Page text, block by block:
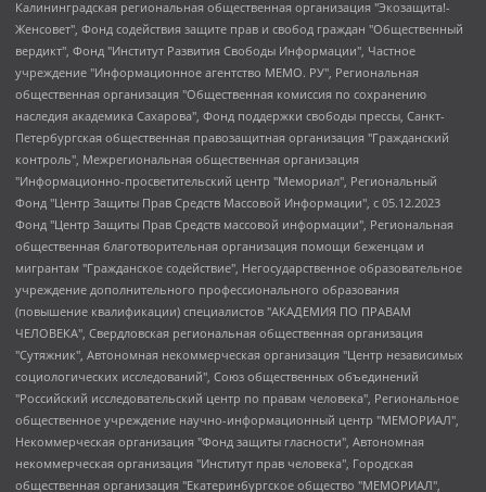
Калининградская региональная общественная организация "Экозащита!-Женсовет", Фонд содействия защите прав и свобод граждан "Общественный вердикт", Фонд "Институт Развития Свободы Информации", Частное учреждение "Информационное агентство МЕМО. РУ", Региональная общественная организация "Общественная комиссия по сохранению наследия академика Сахарова", Фонд поддержки свободы прессы, Санкт-Петербургская общественная правозащитная организация "Гражданский контроль", Межрегиональная общественная организация "Информационно-просветительский центр "Мемориал", Региональный Фонд "Центр Защиты Прав Средств Массовой Информации", с 05.12.2023 Фонд "Центр Защиты Прав Средств массовой информации", Региональная общественная благотворительная организация помощи беженцам и мигрантам "Гражданское содействие", Негосударственное образовательное учреждение дополнительного профессионального образования (повышение квалификации) специалистов "АКАДЕМИЯ ПО ПРАВАМ ЧЕЛОВЕКА", Свердловская региональная общественная организация "Сутяжник", Автономная некоммерческая организация "Центр независимых социологических исследований", Союз общественных объединений "Российский исследовательский центр по правам человека", Региональное общественное учреждение научно-информационный центр "МЕМОРИАЛ", Некоммерческая организация "Фонд защиты гласности", Автономная некоммерческая организация "Институт прав человека", Городская общественная организация "Екатеринбургское общество "МЕМОРИАЛ", Городская общественная организация "Рязанское историко-просветительское и правозащитное общество "Мемориал" (Рязанский Мемориал), Челябинский региональный орган общественной самодеятельности – женское общественное объединение "Женщины Евразии", Челябинский региональный орган общественной самодеятельности "Уральская правозащитная группа", Фонд содействия защите здоровья и социальной справедливости имени Андрея Рылькова, Автономная Некоммерческая Организация "Аналитический Центр Юрия Левады", Автономная некоммерческая организация социальной поддержки населения "Проект Апрель", Региональная общественная организация помощи женщинам и детям, находящимся в кризисной ситуации "Информационно-методический центр "Анна", Фонд содействия развитию массовых коммуникаций и правовому просвещению "Так-так-Так", Фонд содействия устойчивому развитию "Серебряная тайга", Свердловский региональный общественный фонд социальных проектов "Новое время", "Idel.Реалии", Кавказ.Реалии, Крым.Реалии, Телеканал Настоящее Время, Татаро-башкирская служба Радио Свобода (Azatliq Radiosi), Радио Свободная Европа/Радио Свобода (PCE/PC), "Сибирь.Реалии", "Фактограф", Благотворительный фонд помощи осужденным и их семьям, Автономная некоммерческая организация "Институт глобализации и социальных движений", Фонд "В защиту прав заключенных", Частное учреждение "Центр поддержки и содействия развитию средств массовой информации", Пензенский региональный общественный благотворительный фонд "Гражданский союз", "Север.Реалии", Некоммерческая организация Фонд "Правовая инициатива", Общество с ограниченной ответственностью "Радио Свободная Европа/Радио Свобода", Чешское информационное агентство "MEDIUM-ORIENT", Красноярская региональная общественная организация "Мы против СПИДа", Камалягин Денис Николаевич, Маркелов Сергей Евгеньевич, Пономарев Лев Александрович, Савицкая Людмила Алексеевна, Автономная некоммерческая организация "Центр по работе с проблемой насилия "НАСИЛИЮ.НЕТ", Межрегиональный профессиональный союз работников здравоохранения "Альянс врачей", Юридическое лицо, зарегистрированное в Латвийской Республике, SIA "Medusa Project" (регистрационный номер 40103797863, дата регистрации 10.06.2014), Некоммерческая организация "Фонд по борьбе с коррупцией", Автономная некоммерческая организация "Институт права и публичной политики", Баданин Роман Сергеевич, Гликин Максим Александрович, Железнова Мария Михайловна, Лукьянова Юлия Сергеевна, Маетная Елизавета Витальевна, Маняхин Петр Борисович, Чуракова Ольга Владимировна, Ярош Юлия Петровна, Юридическое лицо "The Insider SIA", зарегистрированное в Риге, Латвийская Республика (дата регистрации 26.06.2015), являющееся администратором доменного имени интернет-издания "The Insider SIA", https://theins.ru, Постернак Алексей Евгеньевич, Рубин Михаил Аркадьевич, Анин Роман Александрович, Юридическое лицо Istories fonds, зарегистрированное в Латвийской Республике (регистрационный номер 50008295751, дата регистрации 24.02.2020), Великовский Дмитрий Александрович, Долинина Ирина Николаевна, Мароховская Алеся Алексеевна, Шлейнов Роман Юрьевич, Шмагун Олеся Валентиновна, Общество с ограниченной ответственностью "Альтаир 2021", Общество с ограниченной ответственностью "Вега 2021", Общество с ограниченной ответственностью "Главный редактор 2021", Общество с ограниченной ответственностью "Ромашки монолит", Важенков Артем Валерьевич, Ивановская областная общественная организация "Центр гендерных исследований", Гурман Юрий Альбертович, Медиапроект "ОВД-Инфо", Егоров Владимир Владимирович, Жилинский Владимир Александрович, Общество с ограниченной ответственностью "ЗП", Иванова София Юрьевна, Карезина Инна Павловна, Кильтау Екатерина Викторовна, Петров Алексей Викторович, Пискунов Сергей Евгеньевич, Смирнов Сергей Сергеевич, Тихонов Михаил Сергеевич, Общество с ограниченной ответственностью "ЖУРНАЛИСТ-ИНОСТРАННЫЙ АГЕНТ", Арапова Галина Юрьевна, Вольтская Татьяна Анатольевна, Американская компания "Mason G.E.S. Anonymous Foundation" (США), являющаяся владельцем интернет-издания https://mnews.world/, Компания "Stichting Bellingcat", зарегистрированная в Нидерландах (дата регистрации 11.07.2018), Захаров Андрей Вячеславович, Клепиковская Екатерина Дмитриевна, Общество с ограниченной ответственностью "МЕМО", Перл Роман Александрович, Симонов Евгений Алексеевич, Соловьева Елена Анатольевна, Сотников Даниил Владимирович, Сурначева Елизавета Дмитриевна, Автономная некоммерческая организация по защите прав человека и информированию населения "Якутия – Наше Мнение", Общество с ограниченной ответственностью "Москоу диджитал медиа", с 26.01.2023 Общество с ограниченной ответственностью "Чайка Белые сады", Ветошкина Валерия Валерьевна, Заговора Максим Александрович, Межрегиональное общественное движение "Российская ЛГБТ - сеть", Оленичев Максим Владимирович, Павлов Иван Юрьевич, Скворцова Елена Сергеевна, Общество с ограниченной ответственностью "Как бы инагент", Кочетков Игорь Викторович, Общество с ограниченной ответственностью "Честные выборы", Еланчик Олег Александрович, Общество с ограниченной ответственностью "Нобелевский призыв", Гималова Регина Эмилевна, Григорьев Андрей Валерьевич, Григорьева Алина Александровна, Ассоциация по содействию защите прав призывников, альтернативнослужащих и военнослужащих "Правозащитная группа "Гражданин.Армия.Право", Хисамова Регина Фаритовна, Автономная некоммерческая организация по реализации социально-правовых программ "Лилит", Дальневосточное общественное движение "Маяк", Санкт-Петербургская ЛГБТ-инициативная группа "Выход", Инициативная группа ЛГБТ+ "Реверс", Алексеев Андрей Викторович, Бекбулатова Таисия Львовна, Беляев Иван Михайлович, Владыкина Елена Сергеевна, Гельман Марат Александрович, Никульшина Вероника Юрьевна, Толоконникова Надежда Андреевна, Шендерович Виктор Анатольевич, Общество с ограниченной ответственностью "Данное сообщение", Общество с ограниченной ответственностью Издательский дом "Новая глава", Айнбиндер Александра Александровна, Московский комьюнити-центр для ЛГБТ+инициатив, Благотворительный фонд развития филантропии, Deutsche Welle (Германия, Kurt-Schumacher-Strasse 3, 53113 Bonn), Борзунова Мария Михайловна, Воробьев Виктор Викторович, Голубева Анна Львовна, Константинова Алла Михайловна, Малкова Ирина Владимировна, Мурадов Мурад Абдулгалимович, Осетинская Елизавета Николаевна, Понасенков Евгений Николаевич, Ганапольский Матвей Юрьевич, Киселев Евгений Алексеевич, Борухович Ирина Григорьевна, Дремин Иван Тимофеевич, Дубровский Дмитрий Викторович, Красноярская региональная общественная организация поддержки и развития альтернативных образовательных технологий и межкультурных коммуникаций "ИНТЕРРА", Маяковская Екатерина Алексеевна, Фейгин Марк Захарович, Филимонов Андрей Викторович, Дзугкоева Регина Николаевна, Доброхотов Роман Александрович, Дудь Юрий Александрович, Елкин Сергей Владимирович, Кругликов Кирилл Игоревич, Сабунаева Мария Леонидовна, Семенов Алексей Владимирович, Шаинян Карен Багратович, Шульман Екатерина Михайловна, Асафьев Артур Валерьевич, Вахштайн Виктор Семенович, Венедиктов Алексей Алексеевич, Лушникова Екатерина Евгеньевна, Волков Леонид Михайлович, Невзоров Александр Глебович, Пархоменко Сергей Борисович, Сироткин Ярослав Николаевич, Кара-Мурза Владимир Владимирович, Баранова Наталья Владимировна, Гозман Леонид Яковлевич, Кагарлицкий Борис Юльевич, Климарев Михаил Валерьевич, Милов Владимир Станиславович, Автономная некоммерческая организация Краснодарский центр современного искусства "Типография", Моргенштерн Алишер Тагирович, Соболь Любовь Эдуардовна, Общество с ограниченной ответственностью "ЛИЗА НОРМ", Каспаров Гарри Кимович, Ходорковский Михаил Борисович, Общество с ограниченной ответственностью "Апрельские тезисы", Данилович Ирина Брониславовна, Кашин Олег Владимирович, Петров Николай Владимирович, Пивоваров Алексей Владимирович, Соколов Михаил Владимирович, Цветкова Юлия Владимировна, Чичваркин Евгений Александрович, Комитет против пыток/Команда против пыток, Общество с ограниченной ответственностью "Первый научный", Общество с ограниченной ответственностью "Вертолет и ко", Белоцерковская Вероника Борисовна, Кац Максим Евгеньевич, Лазарева Татьяна Юрьевна, Шаведдинов Руслан Табризович, Яшин Илья Валерьевич, Общество с ограниченной ответственностью "Иноагент ААВ", Алешковский Дмитрий Петрович, Альбац Евгения Марковна, Быков Дмитрий Львович, Галямина Юлия Евгеньевна, Лойко Сергей Леонидович, Мартынов Кирилл Константинович, Медведев Сергей Александрович, Крашенинников Федор Геннадиевич, Гордеева Катерина Вл